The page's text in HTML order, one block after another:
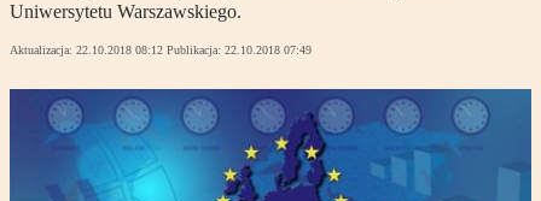
Uniwersytetu Warszawskiego.
Aktualizacja: 22.10.2018 08:12 Publikacja: 22.10.2018 07:49